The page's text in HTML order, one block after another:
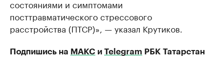
состояниями и симптомами
посттравматического стрессового
расстройства (ПТСР)», — указал Крутиков.
Подпишись на МАКС и Telegram РБК Татарстан